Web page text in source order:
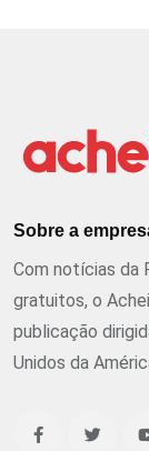
Sobre a
Com notícias da
gratuitos, o
publicação
Unidos da